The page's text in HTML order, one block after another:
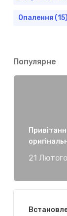
Опалення (15)
Популярне
21